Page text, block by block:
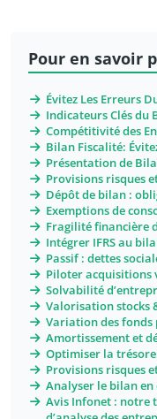
Pour en savoir
Évitez Les Erreurs
Indicateurs Clés du
Compétitivité des
Bilan Fiscalité:
Présentation de
Provisions risques
Dépôt de bilan :
Exemptions de
Fragilité financière
Intégrer IFRS au
Passif : dettes
Piloter acquisitions
Solvabilité
Valorisation stocks
Variation des
Amortissement et
Optimiser la
Provisions risques
Analyser le bilan en
Avis Infonet : notre